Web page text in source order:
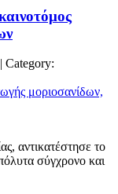
| Category:
μοριοσανίδων,
αντικατέστησε το
σύγχρονο και